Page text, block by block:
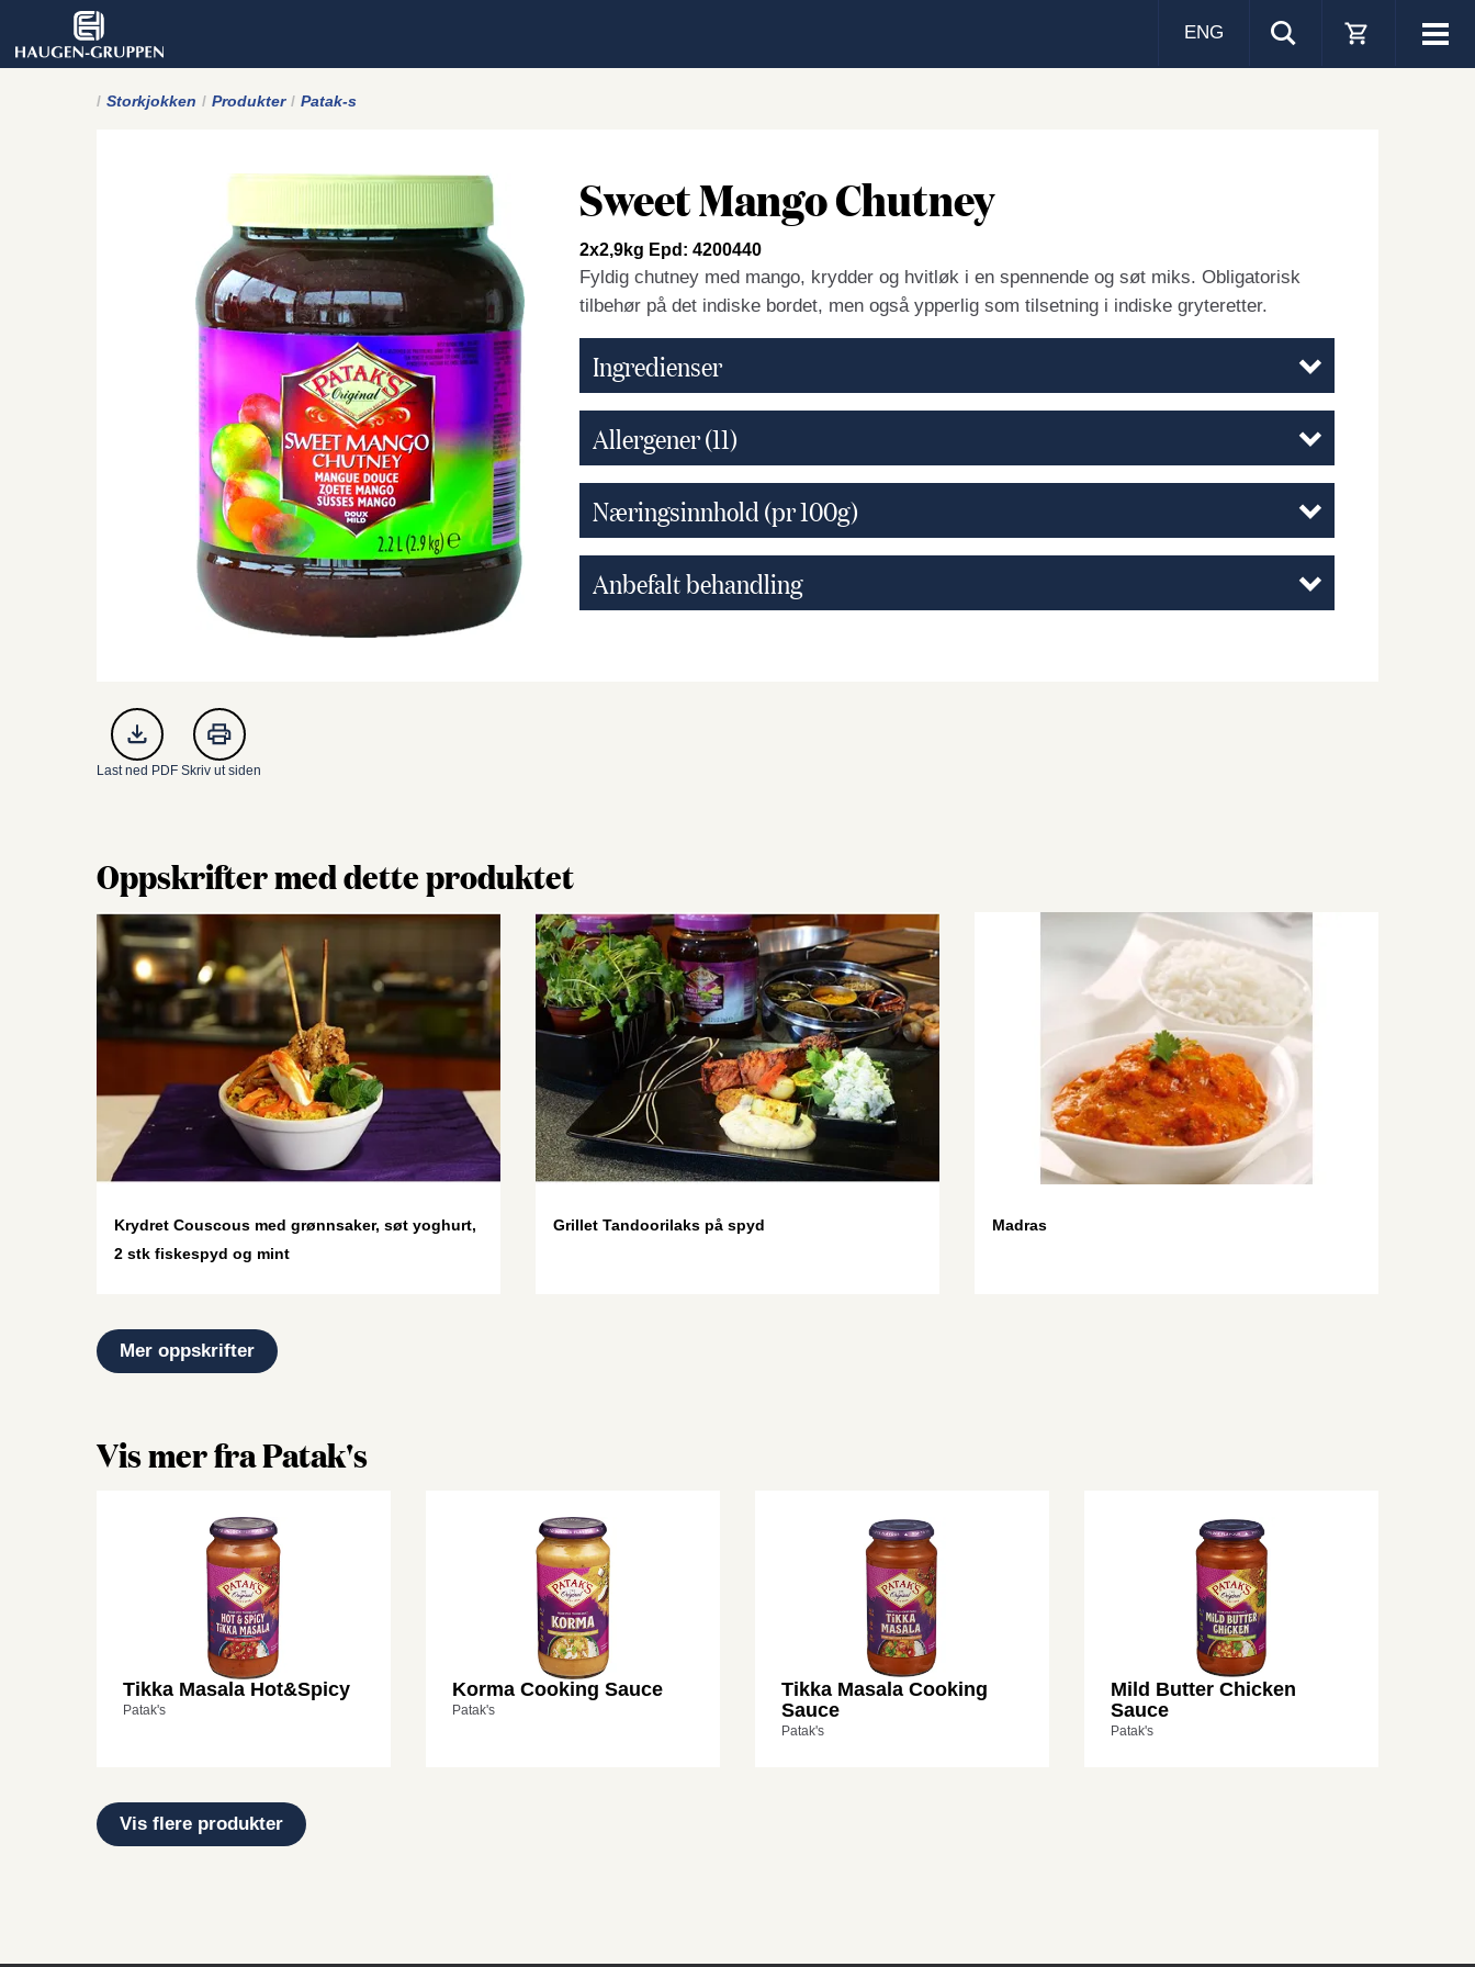
Visa
ENG
Storkjokken Produkter Patak-s
Sweet Mango Chutney
2x2,9kg Epd: 4200440
Fyldig chutney med mango, krydder og hvitløk i en spennende og søt miks. Obligatorisk
tilbehør på det indiske bordet, men også ypperlig som tilsetning i indiske gryteretter.
Ingredienser
Allergener(11)
Næringsinnhold (pr 100g)
Anbefalt behandling
Last ned PDF Skriv ut siden
Oppskrifter med dette produktet
Krydret Couscous med grønnsaker, søt yoghurt,
2 stk fiskespyd og mint
Grillet Tandoorilaks på spyd Madras
Mer oppskrifter
Vis mer fra Patak's
Tikka Masala Hot&Spicy
Patak's
Korma Cooking Sauce
Patak's
Tikka Masala Cooking
Sauce
Patak's
Mild Butter Chicken
Sauce
Patak's
Vis flere produkter